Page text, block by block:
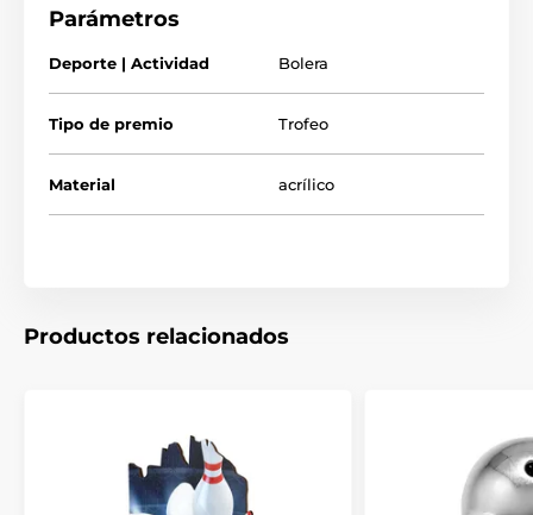
Parámetros
Deporte | Actividad Bolera
Tipo de premio Trofeo
Material acrílico
Productos relacionados